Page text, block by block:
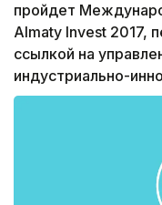
пройдет
Almaty Invest 2017,
ссылкой на
индустриально-